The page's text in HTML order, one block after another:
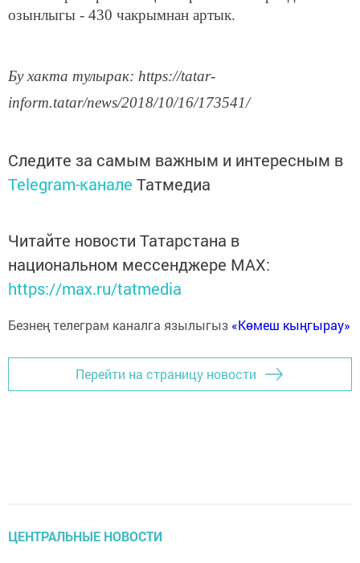
озынлыгы - 430 чакрымнан артык.
Бу хакта тулырак: https://tatar-
inform.tatar/news/2018/10/16/173541/
Следите за самым важным и интересным в
Telegram-канале Татмедиа
Читайте новости Татарстана в
национальном мессенджере MАХ:
https://max.ru/tatmedia
Безнең телеграм каналга язылыгыз «Көмеш кыңгырау»
Перейти на страницу новости
ЦЕНТРАЛЬНЫЕ НОВОСТИ